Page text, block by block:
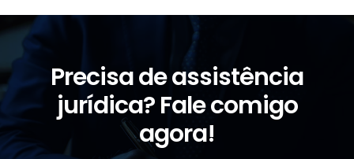
Precisa de assistência
jurídica? Fale comigo
agora!